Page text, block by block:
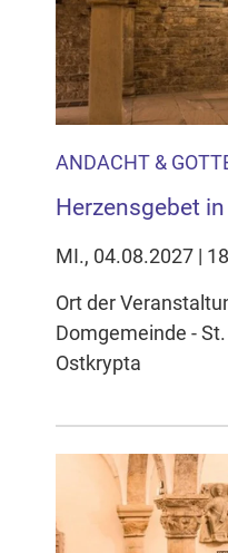
Inhalten Cookies auf
Reichweitenmessung
Näheres s.
zur
Hier können Sie
Einstellungen
ANDACHT &
Herzensgebet
MI., 04.08.2027 |
Ort der
Domgemeinde -
Ostkrypta